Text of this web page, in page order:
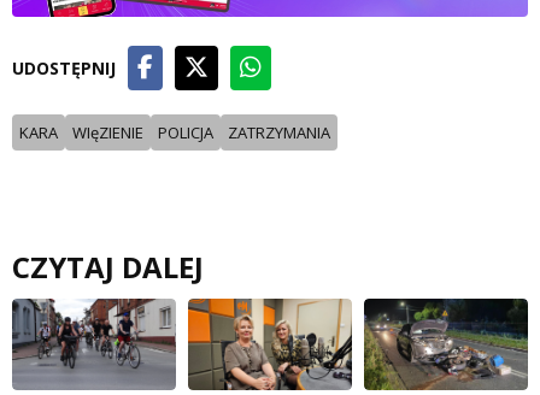
UDOSTĘPNIJ
KARA WIęZIENIE POLICJA ZATRZYMANIA
CZYTAJ DALEJ